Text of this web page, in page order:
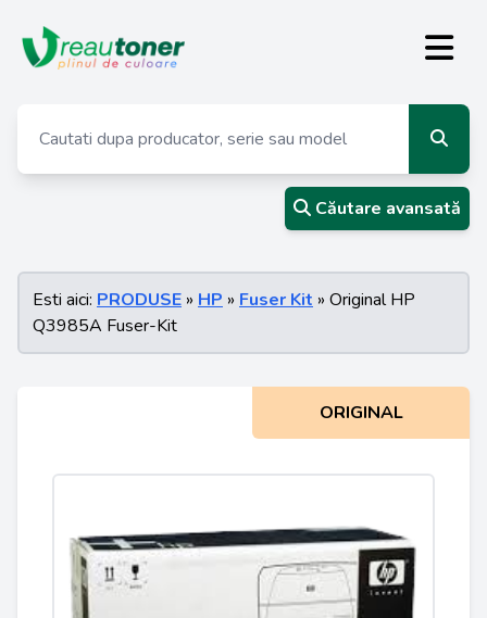
Căutare avansată
Esti aici: PRODUSE » HP » Fuser Kit » Original HP
Q3985A Fuser-Kit
ORIGINAL